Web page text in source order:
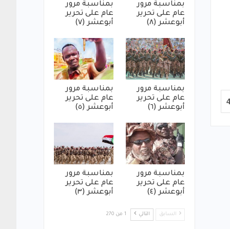
بمناسبة مرور
عام على تحرير
أبوعشر (٨)
بمناسبة مرور
عام على تحرير
أبوعشر (٧)
بمناسبة مرور
عام على تحرير
أبوعشر (٦)
بمناسبة مرور
عام على تحرير
أبوعشر (٥)
بمناسبة مرور
عام على تحرير
أبوعشر (٤)
بمناسبة مرور
عام على تحرير
أبوعشر (٣)
السابق التالي 1 من 270